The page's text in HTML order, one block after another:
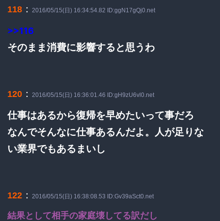
118 ： 2016/05/15(日) 16:34:54.82 ID:ggN17gQj0.net
>>116
そのまま消費に影響すると思うわ
120 ： 2016/05/15(日) 16:36:01.46 ID:gH9zU6vl0.net
仕事はあるから復帰を早めたいって事だろ
なんでそんなに仕事あるんだよ。人が足りな
い業界でもあるまいし
122 ： 2016/05/15(日) 16:38:08.53 ID:Gv39aSct0.net
結果として相手の家庭壊してる訳だし